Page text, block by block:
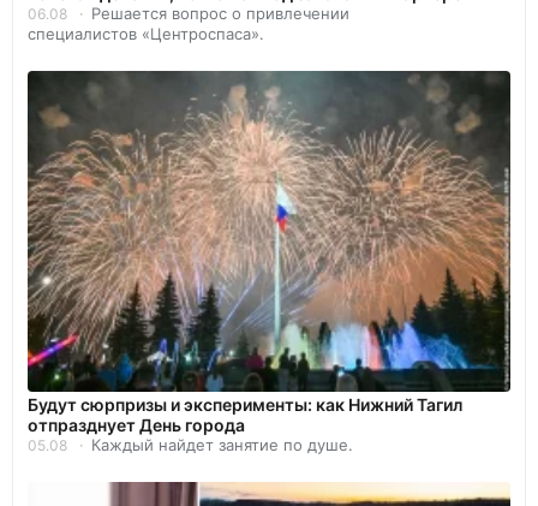
06.08
Решается вопрос о привлечении
специалистов «Центроспаса».
Будут сюрпризы и эксперименты: как Нижний Тагил
отпразднует День города
05.08 Каждый найдет занятие по душе.